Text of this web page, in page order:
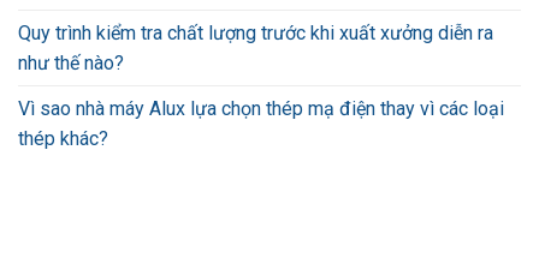
Quy trình kiểm tra chất lượng trước khi xuất xưởng diễn ra
như thế nào?
Vì sao nhà máy Alux lựa chọn thép mạ điện thay vì các loại
thép khác?